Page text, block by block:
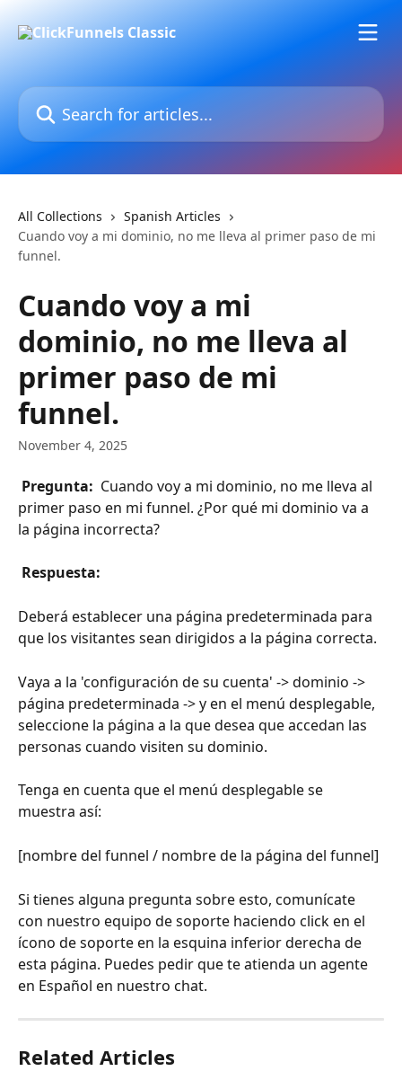
Search for articles...
All Collections
Spanish Articles
Cuando voy a mi dominio, no me lleva al primer paso de mi
funnel.
Cuando voy a mi
dominio, no me lleva al
primer paso de mi
funnel.
November 4, 2025
Pregunta: Cuando voy a mi dominio, no me lleva al
primer paso en mi funnel. ¿Por qué mi dominio va a
la página incorrecta?
Respuesta:
Deberá establecer una página predeterminada para
que los visitantes sean dirigidos a la página correcta.
Vaya a la 'configuración de su cuenta' -> dominio ->
página predeterminada -> y en el menú desplegable,
seleccione la página a la que desea que accedan las
personas cuando visiten su dominio.
Tenga en cuenta que el menú desplegable se
muestra así:
[nombre del funnel / nombre de la página del funnel]
Si tienes alguna pregunta sobre esto, comunícate
con nuestro equipo de soporte haciendo click en el
ícono de soporte en la esquina inferior derecha de
esta página. Puedes pedir que te atienda un agente
en Español en nuestro chat.
Related Articles